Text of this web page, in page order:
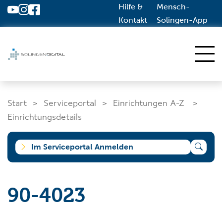
Zum Hauptinhalt springen
Hilfe &
Kontakt
Mensch-
Solingen-App
Dienstleistungen A-Z
Solingen.de
Start Serviceportal
Einrichtungen A-Z
Einrichtungsdetails
Im Serviceportal Anmelden
Was suchen Sie?
90-4023